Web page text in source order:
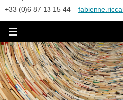
+33 (0)6 87 13 15 44 –